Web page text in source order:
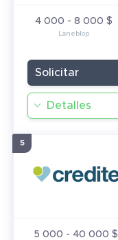
4 000 - 8 000 $
Detalles
Solicitar
5 000 - 40 000 $